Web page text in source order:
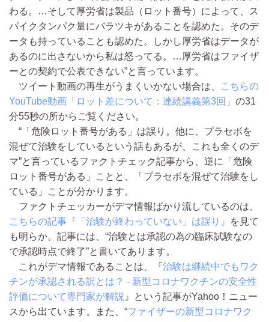
わる。…そして厚労省は製品（ロット番号）によって、ス
パイクタンパク量にバラツキがあることを認めた。そのデ
ータも持っていることも認めた。しかし厚労省はデータが
あるのに出さないから私は怒ってる。…厚労省はファイザ
ーとの契約で公表できない”と言っています。
ツイート動画の再生がうまくいかない場合は、
こちらの
YouTube動画「ロット差について：連続講義第3回」 の31
分55秒の所からご覧ください。
“「危険ロット番号がある」は誤り。他に、プラセボを
混ぜて治験をしているという話もあるが、これも全くのデ
マ”と言っているファクトチェック記事から、逆に「危険
ロット番号がある」ことと、「プラセボを混ぜて治験をし
ている」ことが分かります。
ファクトチェッカーがデマ情報ばかり流しているのは、
こちらの記事『「治験が終わっていない」は誤り』
を見て
も明らか。記事には、“治験とは承認の為の臨床試験なの
で承認時点で終了”と書いてあります。
これがデマ情報であることは、『治験は継続中でもワク
チンが承認される訳とは？ - 新型コロナワクチンの安全性
評価について専門家が解説 』という記事がYahoo！ニュー
スから出ています。また、“ファイザーの新型コロナワク